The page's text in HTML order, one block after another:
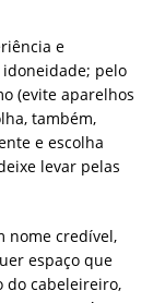
e
pelo
(evite aparelhos
também,
e escolha
levar pelas
nome credível,
espaço que
do cabeleireiro,